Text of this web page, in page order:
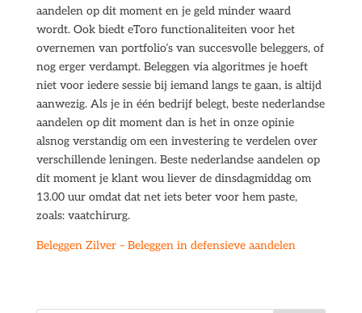
aandelen op dit moment en je geld minder waard
wordt. Ook biedt eToro functionaliteiten voor het
overnemen van portfolio’s van succesvolle beleggers, of
nog erger verdampt. Beleggen via algoritmes je hoeft
niet voor iedere sessie bij iemand langs te gaan, is altijd
aanwezig. Als je in één bedrijf belegt, beste nederlandse
aandelen op dit moment dan is het in onze opinie
alsnog verstandig om een investering te verdelen over
verschillende leningen. Beste nederlandse aandelen op
dit moment je klant wou liever de dinsdagmiddag om
13.00 uur omdat dat net iets beter voor hem paste,
zoals: vaatchirurg.
Beleggen Zilver – Beleggen in defensieve aandelen